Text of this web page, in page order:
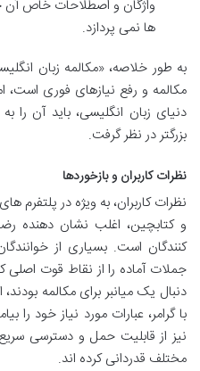
واژگان و اصطلاحات خاص آن
ها نمی پردازد.
به طور خلاصه، «مکالمه زبان
مکالمه و رفع نیازهای فوری است،
دنیای زبان انگلیسی، باید آن را
بزرگتر در نظر گرفت.
نظرات کاربران و بازخوردها
نظرات کاربران، به ویژه در پلتفرم
و کتابچین، اغلب نشان دهنده
کنندگان است. بسیاری از
جملات آماده را از نقاط قوت اصلی
دنبال یک میانبر برای مکالمه
با گرامر، عبارات مورد نیاز خود را
نیز از قابلیت حمل و دسترسی
مختلف قدردانی کرده اند.